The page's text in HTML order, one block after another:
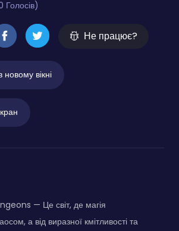
Голосів)
Не працює?
новому вікні
— Це світ, де магія
а від виразної кмітливості та